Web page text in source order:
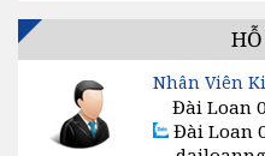
BỘ TĂNG ÁP /
VAN
GIẢM ÂM, SÚNG
Nhân Viên
Đài Loan
Đài Loan